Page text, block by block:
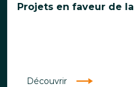
Projets en faveur de
Découvrir